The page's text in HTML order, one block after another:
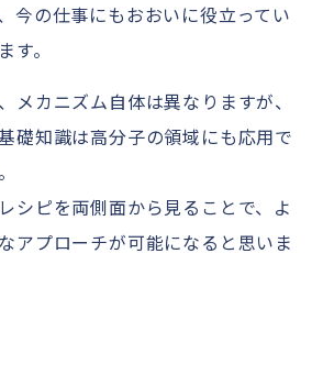
今の仕事にもおおいに役立ってい
す。
メカニズム自体は異なりますが、
礎知識は高分子の領域にも応用で
シピを両側面から見ることで、よ
アプローチが可能になると思いま